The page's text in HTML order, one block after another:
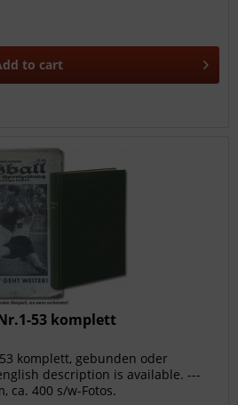
to cart
53 komplett
komplett, gebunden oder
description is available. ---
ca. 400 s/w-Fotos.